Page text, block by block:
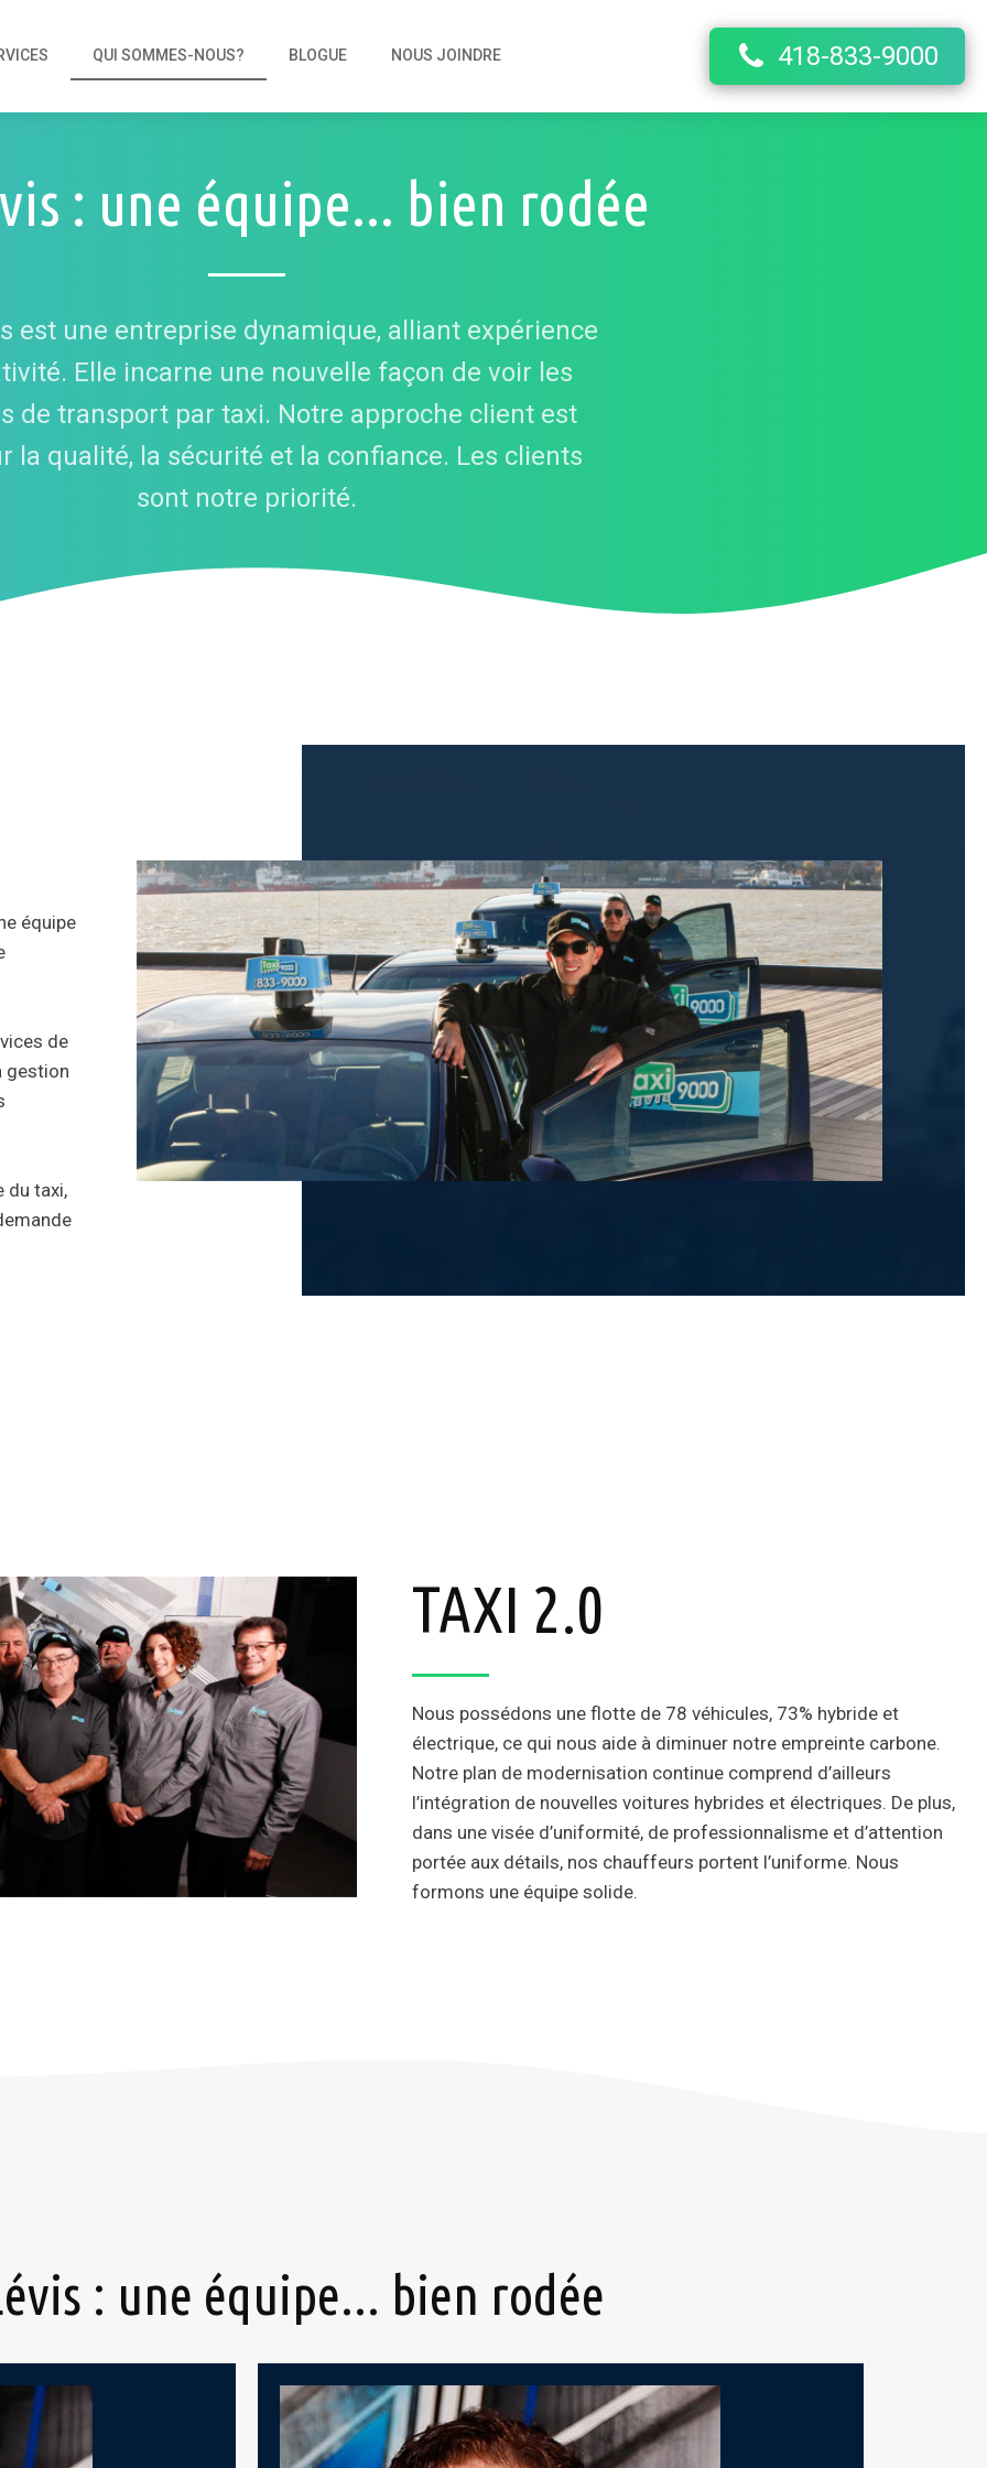
QUI SOMMES-NOUS? BLOGUE NOUS JOINDRE 418-833-9000
: une équipe... bien rodée
est une entreprise dynamique, alliant expérience
Elle incarne une nouvelle façon de voir les
de transport par taxi. Notre approche client est
la qualité, la sécurité et la confiance. Les clients
sont notre priorité.
équipe
de
gestion
du taxi,
TAXI 2.0
Nous possédons une flotte de 78 véhicules, 73% hybride et
électrique, ce qui nous aide à diminuer notre empreinte carbone.
Notre plan de modernisation continue comprend d’ailleurs
l’intégration de nouvelles voitures hybrides et électriques. De plus,
dans une visée d’uniformité, de professionnalisme et d’attention
portée aux détails, nos chauffeurs portent l’uniforme. Nous
formons une équipe solide.
: une équipe... bien rodée